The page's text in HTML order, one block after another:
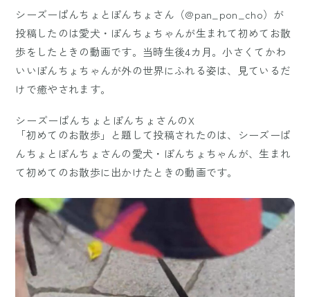
シーズーぱんちょとぽんちょさん（@pan_pon_cho）が
投稿したのは愛犬・ぽんちょちゃんが生まれて初めてお散
歩をしたときの動画です。当時生後4カ月。小さくてかわ
いいぽんちょちゃんが外の世界にふれる姿は、見ているだ
けで癒やされます。
シーズーぱんちょとぽんちょさんのX
「初めてのお散歩」と題して投稿されたのは、シーズーぱ
んちょとぽんちょさんの愛犬・ぽんちょちゃんが、生まれ
て初めてのお散歩に出かけたときの動画です。